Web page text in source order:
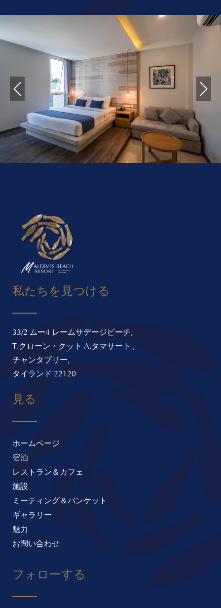
私たちを見つける
33/2 ムー4 レームサデージビーチ,
T.クローン・クット A.タマサート ,
チャンタブリー,
タイランド 22120
見る
ホームページ
宿泊
レストラン＆カフェ
施設
ミーティング＆バンケット
ギャラリー
魅力
お問い合わせ
フォローする